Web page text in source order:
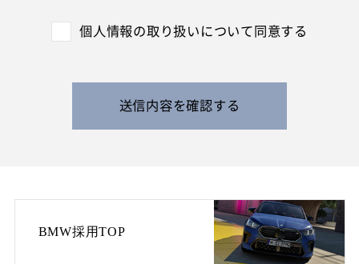
外国籍の方からは、日本国での就労可否の確認に
また、特定の業務に従事することが可能であるか
を判断する目的で、健康診断書や障害者手帳等の
す。
3. 個人情報の保管・管理について
収集した皆様の個人情報は、当社の責任のもとで
個人情報の取り扱いについて同意する
送信内容を確認する
BMW採用TOP